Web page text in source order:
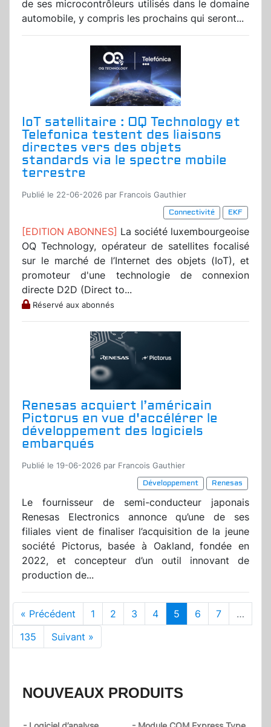
de ses microcontrôleurs utilisés dans le domaine
automobile, y compris les prochains qui seront...
IoT satellitaire : OQ Technology et
Telefonica testent des liaisons
directes vers des objets
standards via le spectre mobile
terrestre
Publié le 22-06-2026 par Francois Gauthier
Connectivité
EKF
[EDITION ABONNES] La société luxembourgeoise
OQ Technology, opérateur de satellites focalisé
sur le marché de l’Internet des objets (IoT), et
promoteur d'une technologie de connexion
directe D2D (Direct to...
Réservé aux abonnés
Renesas acquiert l’américain
Pictorus en vue d'accélérer le
développement des logiciels
embarqués
Publié le 19-06-2026 par Francois Gauthier
Développement
Renesas
Le fournisseur de semi-conducteur japonais
Renesas Electronics annonce qu’une de ses
filiales vient de finaliser l’acquisition de la jeune
société Pictorus, basée à Oakland, fondée en
2022, et concepteur d’un outil innovant de
production de...
« Précédent 1 2 3 4 5 6 7
…
135
Suivant »
NOUVEAUX PRODUITS